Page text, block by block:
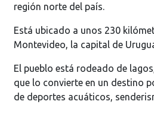
región norte del país.
Está ubicado a unos 230
Montevideo, la capital de
El pueblo está rodeado de
que lo convierte en un destino
de deportes acuáticos,